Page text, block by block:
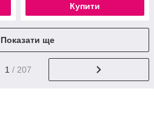
Купити
Показати ще
1 / 207